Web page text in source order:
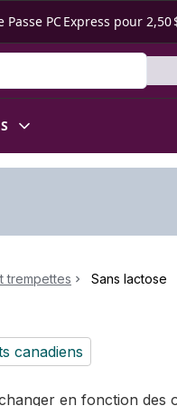
PC Express pour 2,50
trempettes Sans lactose
canadiens
en fonction des